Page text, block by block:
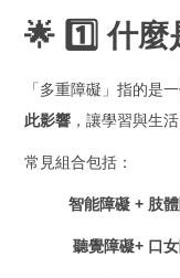
🌟 1️⃣ 什麼
「多重障礙」指的是
此影響 ，讓學習與生
常見組合包括：
智能障礙 + 肢
聽覺障礙+ 口